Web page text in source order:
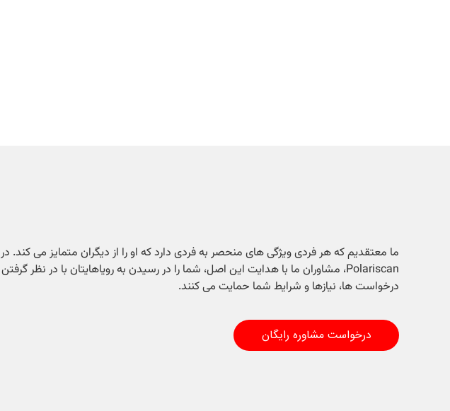
ما معتقدیم که هر فردی ویژگی های منحصر به فردی دارد که او را از دیگران متمایز می کند. در
Polariscan، مشاوران ما با هدایت این اصل، شما را در رسیدن به رویاهایتان با در نظر گرفتن
درخواست ها، نیازها و شرایط شما حمایت می کنند.
درخواست مشاوره رایگان